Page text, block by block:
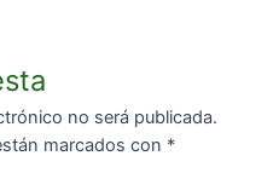
no será publicada.
marcados con *